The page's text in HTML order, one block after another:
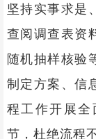
坚持实事求是
查阅调查表资
随机抽样核验
制定方案、信
程工作开展全
节，杜绝流程